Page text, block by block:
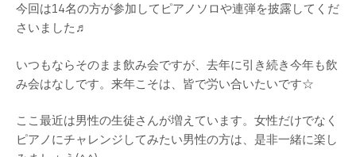
今回は14名の方が参加してピアノソロや連弾を披露してくだ
さいました♬
いつもならそのまま飲み会ですが、去年に引き続き今年も飲
み会はなしです。来年こそは、皆で労い合いたいです☆
ここ最近は男性の生徒さんが増えています。女性だけでなく
ピアノにチャレンジしてみたい男性の方は、是非一緒に楽し